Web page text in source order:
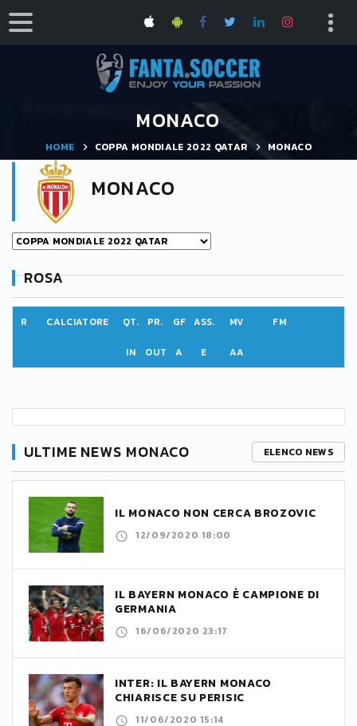
MONACO
HOME COPPA MONDIALE 2022 QATAR MONACO
MONACO
ROSA
R CALCIATORE QT. PR. GF ASS. MV FM
IN OUT A E AA
ULTIME NEWS MONACO ELENCO NEWS
IL MONACO NON CERCA BROZOVIC
12/09/2020 18:00
IL BAYERN MONACO È CAMPIONE DI
GERMANIA
16/06/2020 23:17
INTER: IL BAYERN MONACO
CHIARISCE SU PERISIC
11/06/2020 15:14